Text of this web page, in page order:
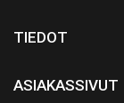
TIEDOT
ASIAKASSIVUT